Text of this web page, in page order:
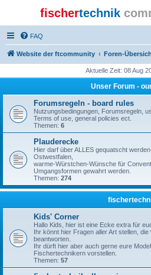
fischertechnik
FAQ
Website der ftcommunity Foren-
Aktuelle Zeit: 08 Aug
Unser Forum -
Forumsregeln - board rules
Nutzungsbedingungen, Forumsregeln,
Terms of use, general policies ect.
Themen: 6
Plauderecke
Hier darf über ALLES gequatscht
Ostwestfalen,
warme-Würstchen-Wünsche für
Umgangsformen gewahrt werden.
Themen: 274
Kids' Corner
Hallo Kids, hier ist eine Ecke extra für
Ihr könnt hier Fragen aller Art stellen,
beantworten.
Ihr dürft hier aber auch gerne eure
Fischertechnikern vorstellen.
Themen: 57